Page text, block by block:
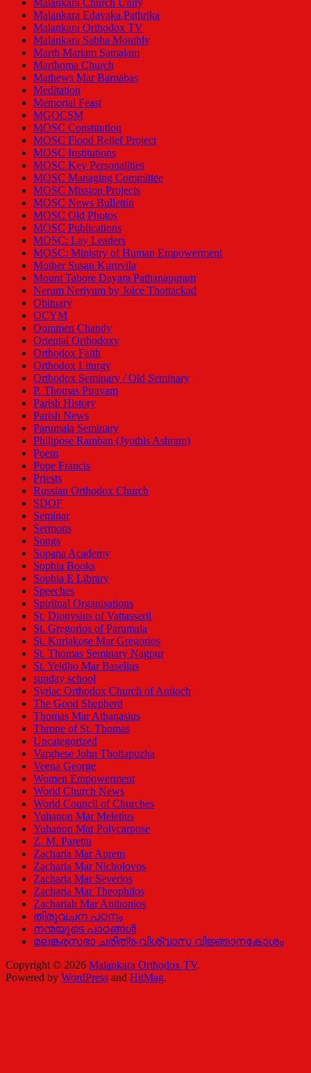
Malankara Church Unity
Malankara Edavaka Pathrika
Malankara Orthodox TV
Malankara Sabha Monthly
Marth Mariam Samajam
Marthoma Church
Mathews Mar Barnabas
Meditation
Memorial Feast
MGOCSM
MOSC Constitution
MOSC Flood Relief Project
MOSC Institutions
MOSC Key Personalities
MOSC Managing Committee
MOSC Mission Projects
MOSC News Bullettin
MOSC Old Photos
MOSC Publications
MOSC: Lay Leaders
MOSC: Ministry of Human Empowerment
Mother Susan Kuruvila
Mount Tabore Dayara Pathanapuram
Nerum Neriyum by Joice Thottackad
Obituary
OCYM
Oommen Chandy
Oriental Orthodoxy
Orthodox Faith
Orthodox Liturgy
Orthodox Seminary / Old Seminary
P. Thomas Piravam
Parish History
Parish News
Parumala Seminary
Philipose Ramban (Jyothis Ashram)
Poem
Pope Francis
Priests
Russian Orthodox Church
SDOF
Seminar
Sermons
Songs
Sopana Academy
Sophia Books
Sophia E Library
Speeches
Spiritual Organisations
St. Dionysius of Vattasseril
St. Gregorios of Parumala
St. Kuriakose Mar Gregorios
St. Thomas Seminary Nagpur
St. Yeldho Mar Baselius
sunday school
Syriac Orthodox Church of Antioch
The Good Shepherd
Thomas Mar Athanasius
Throne of St. Thomas
Uncategorized
Varghese John Thottapuzha
Veena George
Women Empowerment
World Church News
World Council of Churches
Yuhanon Mar Meletius
Yuhanon Mar Polycarpose
Z. M. Parettu
Zacharia Mar Aprem
Zacharia Mar Nicholovos
Zacharia Mar Severios
Zacharia Mar Theophilos
Zachariah Mar Anthonios
തിരുവചന പഠനം
നന്മയുടെ പാഠങ്ങള്‍
മലങ്കരസഭാ ചരിത്ര-വിശ്വാസ വിജ്ഞാനകോശം
Copyright © 2026 Malankara Orthodox TV.
Powered by WordPress and HitMag.